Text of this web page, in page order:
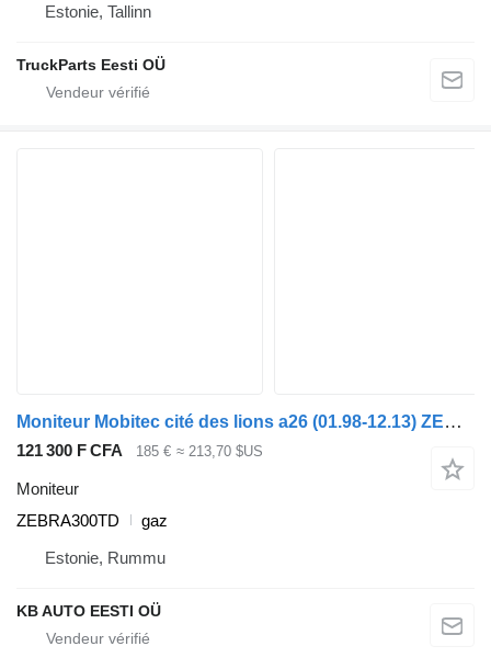
Estonie, Tallinn
TruckParts Eesti OÜ
Moniteur Mobitec cité des lions a26 (01.98-12.13) ZEBRA300TD pour MAN Lion's bus (1991-)
121 300 F CFA 185 € ≈ 213,70 $US
Moniteur
ZEBRA300TD
gaz
Estonie, Rummu
KB AUTO EESTI OÜ